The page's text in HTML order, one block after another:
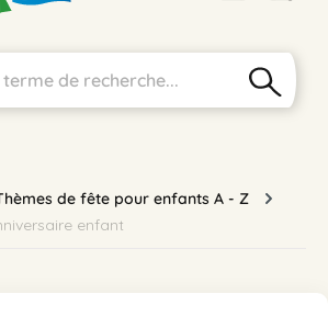
de fête pour enfants A - Z
enfant